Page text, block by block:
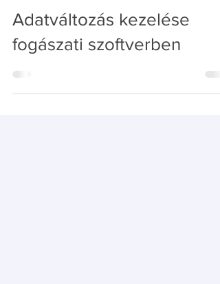
kuttnerviktor5
2021. márc. 2.
2 perc olvasás
Adatváltozás kezelése
fogászati szoftverben